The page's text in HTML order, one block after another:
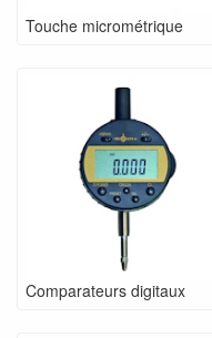
Touche micrométrique
Comparateurs digitaux